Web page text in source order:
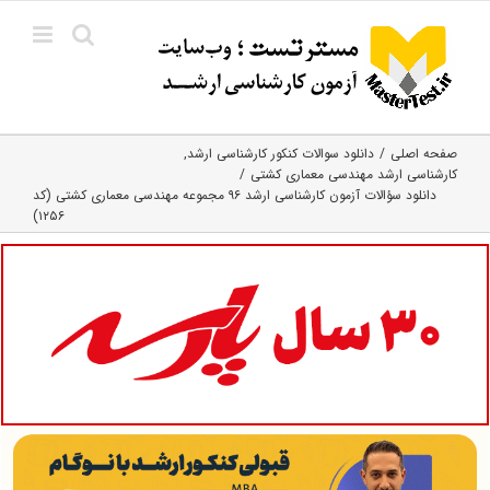
content
صفحه اصلی
دانلود سوالات کنکور کارشناسی ارشد
کارشناسی ارشد مهندسی معماری کشتی
دانلود سؤالات آزمون کارشناسی ارشد ۹۶ مجموعه مهندسی معماری کشتی (کد
۱۲۵۶)